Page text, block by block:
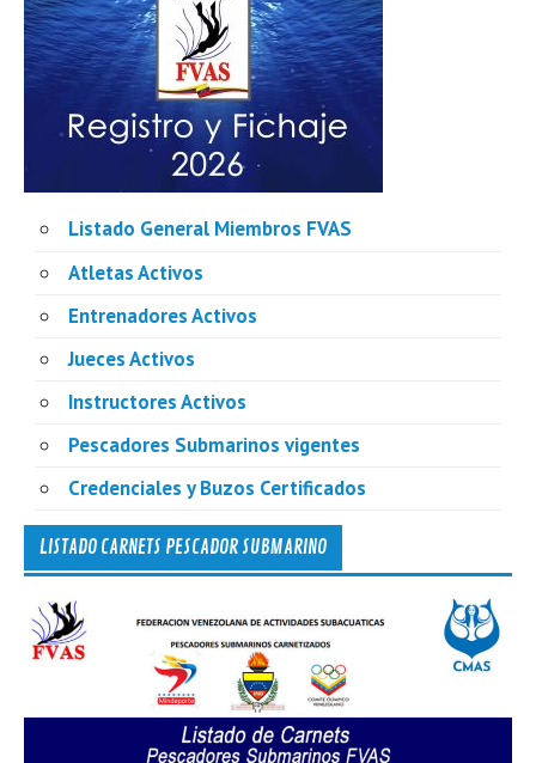
Listado General Miembros FVAS
Atletas Activos
Entrenadores Activos
Jueces Activos
Instructores Activos
Pescadores Submarinos vigentes
Credenciales y Buzos Certificados
LISTADO CARNETS PESCADOR SUBMARINO